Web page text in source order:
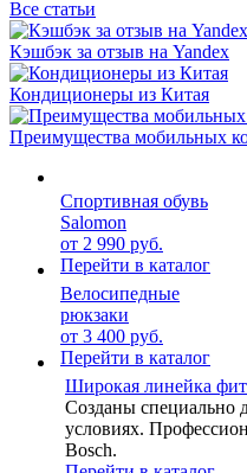
Все статьи
Кэшбэк за отзыв на Yandex
Кондиционеры из Китая
Преимущества мобильных
Спортивная обувь
Salomon
от 2 990 руб.
Перейти в каталог
Велосипедные
рюкзаки
от 3 400 руб.
Перейти в каталог
Широкая линейка
Созданы специально
условиях.
Bosch.